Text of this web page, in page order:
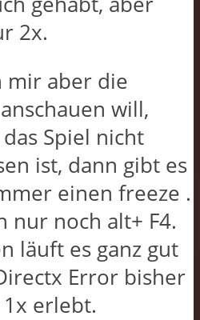
2x.
mir aber die
will,
Spiel nicht
ist, dann gibt es
einen freeze .
nur noch alt+ F4.
läuft es ganz gut
Error bisher
erlebt.